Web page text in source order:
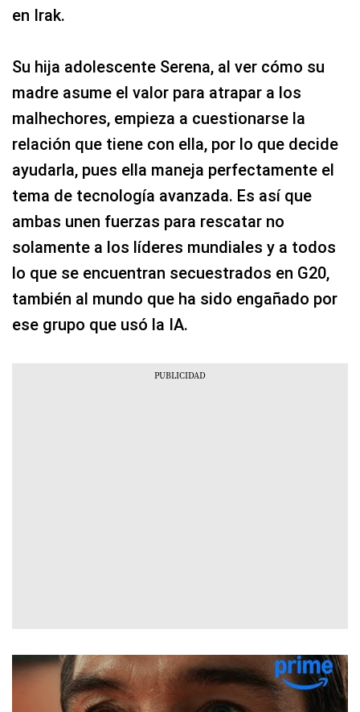
en Irak.
Su hija adolescente Serena, al ver cómo su
madre asume el valor para atrapar a los
malhechores, empieza a cuestionarse la
relación que tiene con ella, por lo que decide
ayudarla, pues ella maneja perfectamente el
tema de tecnología avanzada. Es así que
ambas unen fuerzas para rescatar no
solamente a los líderes mundiales y a todos
lo que se encuentran secuestrados en G20,
también al mundo que ha sido engañado por
ese grupo que usó la IA.